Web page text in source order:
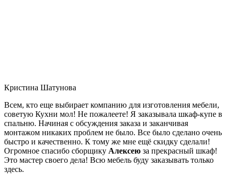
Кристина Шатунова
Всем, кто еще выбирает компанию для изготовления мебели,
советую Кухни мол! Не пожалеете! Я заказывала шкаф-купе в
спальню. Начиная с обсуждения заказа и заканчивая
монтажом никаких проблем не было. Все было сделано очень
быстро и качественно. К тому же мне ещё скидку сделали!
Огромное спасибо сборщику Алексею за прекрасный шкаф!
Это мастер своего дела! Всю мебель буду заказывать только
здесь.